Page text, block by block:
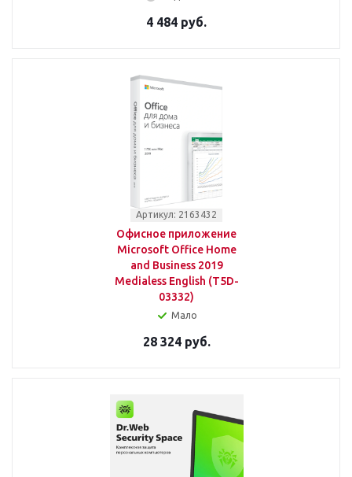
4 484 руб.
Артикул: 2163432
Офисное приложение
Microsoft Office Home
and Business 2019
Medialess English (T5D-
03332)
Мало
28 324 руб.